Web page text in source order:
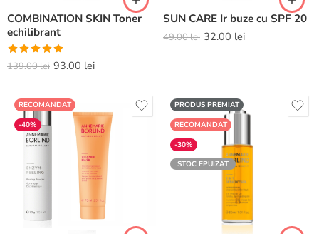
COMBINATION SKIN Toner
echilibrant
Evaluat la
139.00lei 93.00 lei
SUN CARE Ir buze cu SPF 20
49.00lei 32.00 lei
RECOMANDAT
-40%
PRODUS PREMIAT
RECOMANDAT
-30%
STOC EPUIZAT